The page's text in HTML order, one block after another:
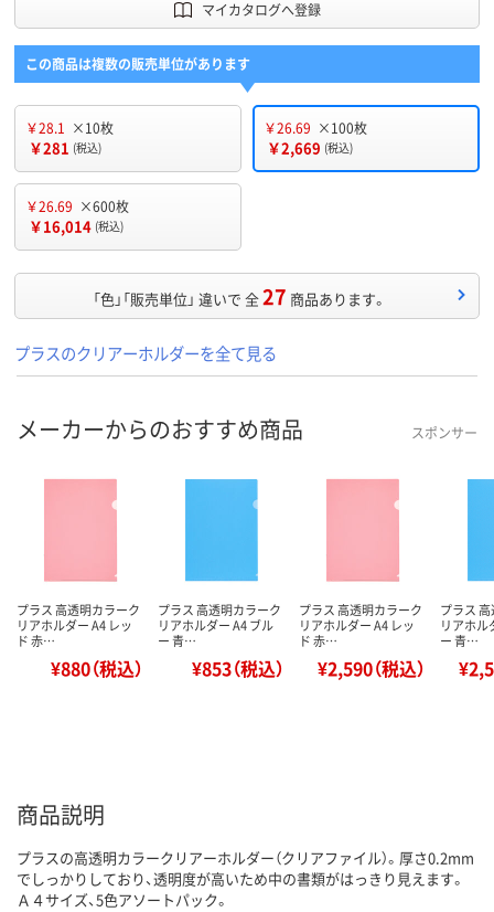
マイカタログへ登録
この商品は複数の販売単位があります
￥28.1 ×10枚
￥281 (税込)
￥26.69 ×100枚
￥2,669 (税込)
￥26.69 ×600枚
￥16,014 (税込)
「色」「販売単位」 違いで 全27 商品あります。
プラスのクリアーホルダーを全て見る
メーカーからのおすすめ商品 スポンサー
プラス 高透明カラーク
リアホルダー A4 レッ
ド 赤…
¥880（税込）
プラス 高透明カラーク
リアホルダー A4 ブル
ー 青…
¥853（税込）
プラス 高透明カラーク
リアホルダー A4 レッ
ド 赤…
¥2,590（税込）
プラス
リアホル
ー 青…
商品説明
プラスの高透明カラークリアーホルダー（クリアファイル）。厚さ0.2mm
でしっかりしており、透明度が高いため中の書類がはっきり見えます。
Ａ４サイズ、5色アソートパック。